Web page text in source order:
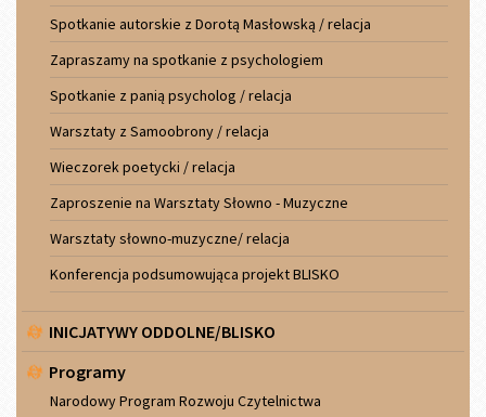
Spotkanie autorskie z Dorotą Masłowską / relacja
Zapraszamy na spotkanie z psychologiem
Spotkanie z panią psycholog / relacja
Warsztaty z Samoobrony / relacja
Wieczorek poetycki / relacja
Zaproszenie na Warsztaty Słowno - Muzyczne
Warsztaty słowno-muzyczne/ relacja
Konferencja podsumowująca projekt BLISKO
INICJATYWY ODDOLNE/BLISKO
Programy
Narodowy Program Rozwoju Czytelnictwa